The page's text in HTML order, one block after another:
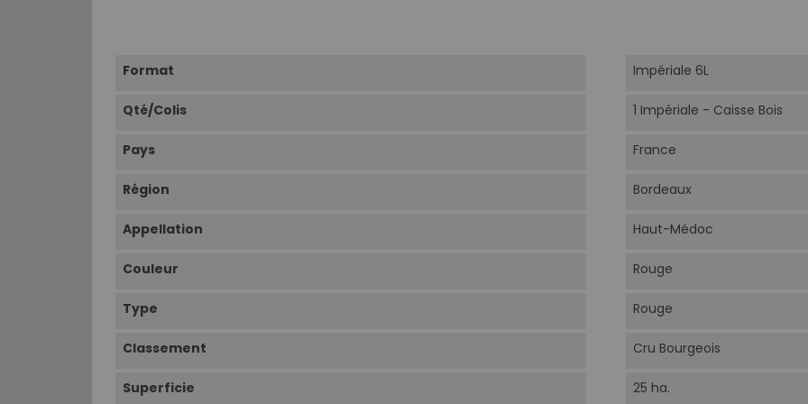
Format Impériale 6L
Qté/Colis 1 Impériale - Caisse Bois
Pays France
Région Bordeaux
Appellation Haut-Médoc
Couleur Rouge
Type Rouge
Classement Cru Bourgeois
Superficie 25 ha.